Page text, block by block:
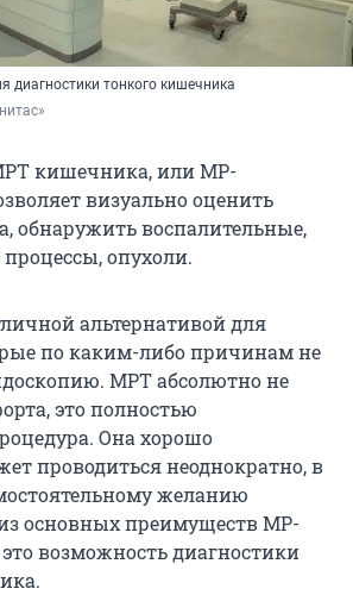
диагностики тонкого кишечника
кишечника, или МР-
визуально оценить
обнаружить воспалительные,
опухоли.
альтернативой для
по каким-либо причинам не
МРТ абсолютно не
это полностью
Она хорошо
проводиться неоднократно, в
желанию
основных преимуществ МР-
возможность диагностики